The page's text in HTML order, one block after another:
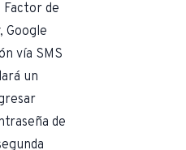
Factor de
Google
vía SMS
un
de